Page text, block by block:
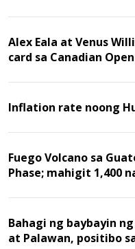
Alex Eala at Venus
card sa Canadian
Inflation rate noong
Fuego Volcano sa
Phase; mahigit 1,400
Bahagi ng baybayin
at Palawan, positibo